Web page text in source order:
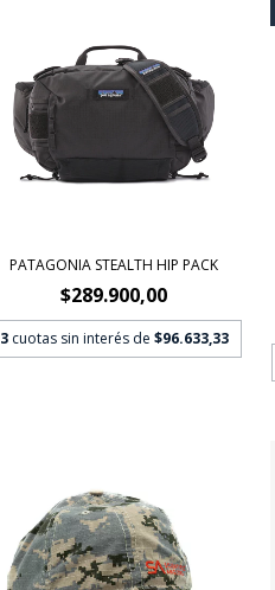
PATAGONIA STEALTH HIP PACK
$289.900,00
3 cuotas sin interés de $96.633,33